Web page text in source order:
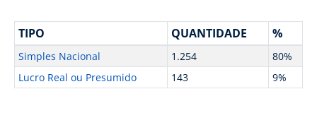
TIPO QUANTIDADE %
Simples Nacional 1.254
80%
Lucro Real ou Presumido
143 9%